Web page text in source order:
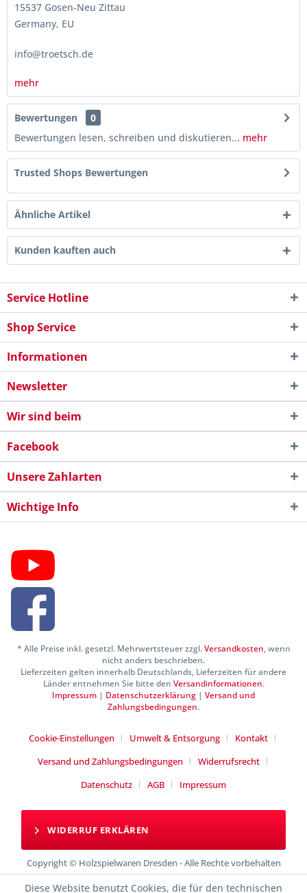
15537 Gosen-Neu Zittau
Germany, EU
info@troetsch.de
mehr
Bewertungen
0
Bewertungen lesen, schreiben und diskutieren... mehr
Trusted Shops Bewertungen
Ähnliche Artikel
Kunden kauften auch
Service Hotline
Shop Service
Informationen
Newsletter
Wir sind beim
Facebook
Unsere Zahlarten
Wichtige Info
* Alle Preise inkl. gesetzl. Mehrwertsteuer zzgl.Versandkosten, wenn
nicht anders beschrieben.
Lieferzeiten gelten innerhalb Deutschlands, Lieferzeiten für andere
Länder entnehmen Sie bitte den Versandinformationen.
Impressum | Datenschutzerklärung | Versand und
Zahlungsbedingungen.
Cookie-Einstellungen Umwelt & Entsorgung
Kontakt
Versand und Zahlungsbedingungen
Widerrufsrecht
Datenschutz
AGB Impressum
WIDERRUF ERKLÄREN
Copyright © Holzspielwaren Dresden - Alle Rechte vorbehalten
Diese Website benutzt Cookies, die für den technischen